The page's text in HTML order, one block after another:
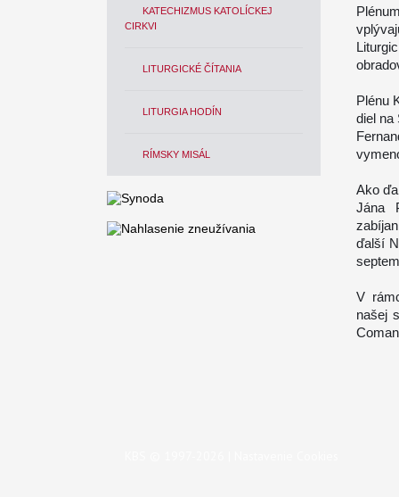
KATECHIZMUS KATOLÍCKEJ
CIRKVI
LITURGICKÉ ČÍTANIA
LITURGIA HODÍN
RÍMSKY MISÁL
Plénu
diel na
Ako
Jána
ďalší
V
našej